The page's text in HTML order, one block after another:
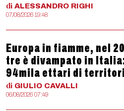
di ALESSANDRO RIGHI
07/08/2026 19:48
Europa in fiamme, nel
tre è divampato in
94mila ettari di
di GIULIO CAVALLI
06/08/2026 07:49